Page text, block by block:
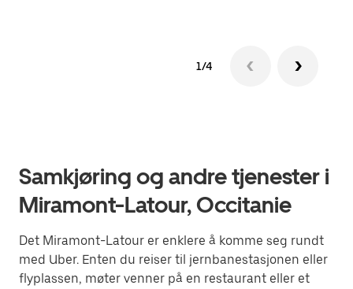
1/4
Samkjøring og andre tjenester i
Miramont-Latour, Occitanie
Det Miramont-Latour er enklere å komme seg rundt
med Uber. Enten du reiser til jernbanestasjonen eller
flyplassen, møter venner på en restaurant eller et